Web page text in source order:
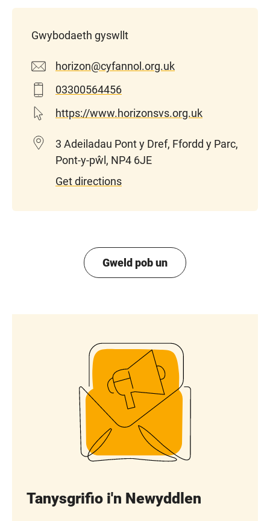
Gwybodaeth gyswllt
horizon@cyfannol.org.uk
03300564456
https://www.horizonsvs.org.uk
3 Adeiladau Pont y Dref, Ffordd y Parc,
Pont-y-pŵl, NP4 6JE
Get directions
Gweld pob un
Tanysgrifio i'n Newyddlen